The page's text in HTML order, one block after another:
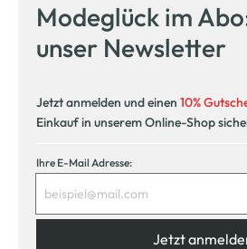
Modeglück im
unser Newsletter
Jetzt anmelden und einen 10%
Einkauf in unserem Online-Shop
Ihre E-Mail Adresse:
Jetzt